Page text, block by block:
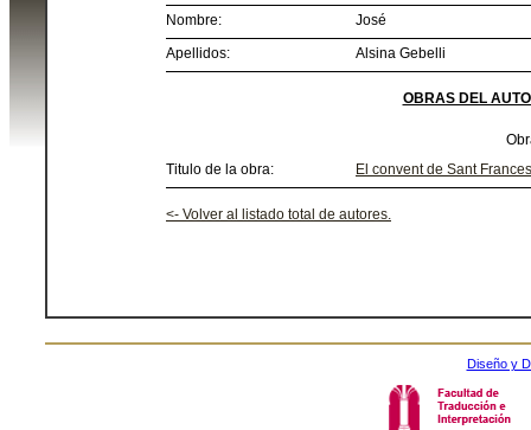
Nombre:
José
Apellidos:
Alsina Gebelli
OBRAS DEL
Titulo de la obra:
El convent de Sant
<- Volver al listado total de autores.
Diseño y